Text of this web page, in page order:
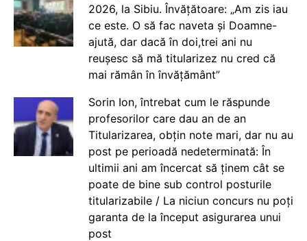
2026, la Sibiu. Învățătoare: „Am zis iau
ce este. O să fac naveta și Doamne-
ajută, dar dacă în doi,trei ani nu
reușesc să mă titularizez nu cred că
mai rămân în învățământ”
Sorin Ion, întrebat cum le răspunde
profesorilor care dau an de an
Titularizarea, obțin note mari, dar nu au
post pe perioadă nedeterminată: În
ultimii ani am încercat să ținem cât se
poate de bine sub control posturile
titularizabile / La niciun concurs nu poți
garanta de la început asigurarea unui
post